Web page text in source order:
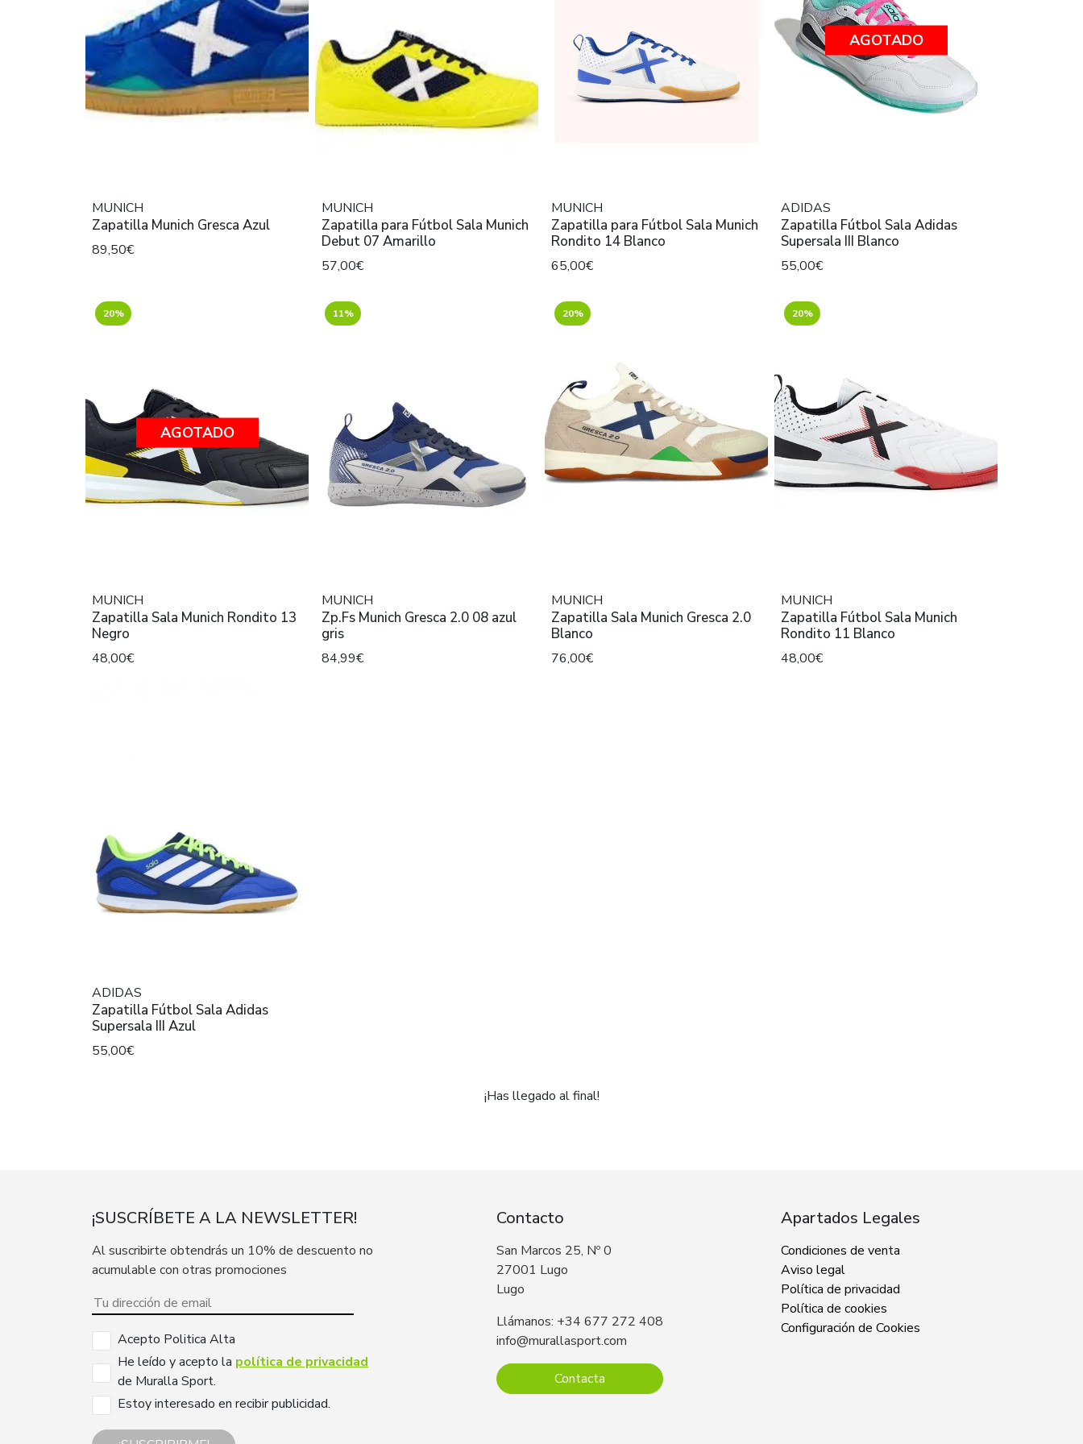
MUNICH
Zapatilla Munich Gresca Azul
89,50€
MUNICH
Zapatilla para Fútbol Sala Munich
Debut 07 Amarillo
57,00€
MUNICH
Zapatilla para Fútbol Sala Munich
Rondito 14 Blanco
65,00€
AGOTADO
ADIDAS
Zapatilla Fútbol Sala Adidas
Supersala III Blanco
55,00€
20%
AGOTADO
MUNICH
Zapatilla Sala Munich Rondito 13
Negro
48,00€
11%
MUNICH
Zp.Fs Munich Gresca 2.0 08 azul
gris
84,99€
20%
MUNICH
Zapatilla Sala Munich Gresca 2.0
Blanco
76,00€
20%
MUNICH
Zapatilla Fútbol Sala Munich
Rondito 11 Blanco
48,00€
ADIDAS
Zapatilla Fútbol Sala Adidas
Supersala III Azul
55,00€
¡Has llegado al final!
¡SUSCRÍBETE A LA NEWSLETTER!
Al suscribirte obtendrás un 10% de descuento no
acumulable con otras promociones
Acepto Politica Alta
He leído y acepto la política de privacidad
de Muralla Sport.
Estoy interesado en recibir publicidad.
Contacto
San Marcos 25, Nº 0
27001 Lugo
Lugo
Llámanos: +34 677 272 408
info@murallasport.com
Contacta
Apartados Legales
Condiciones de venta
Aviso legal
Política de privacidad
Política de cookies
Configuración de Cookies